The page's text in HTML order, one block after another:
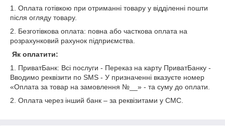
1. Оплата готівкою при отриманні товару у відділенні пошти
після огляду товару.
2. Безготівкова оплата: повна або часткова оплата на
розрахунковий рахунок підприємства.
Як оплатити:
1. ПриватБанк: Всі послуги - Переказ на карту ПриватБанку -
Вводимо реквізити по SMS - У призначенні вказуєте номер
«Оплата за товар на замовлення №__» - та суму до оплати.
2. Оплата через інший банк – за реквізитами у СМС.